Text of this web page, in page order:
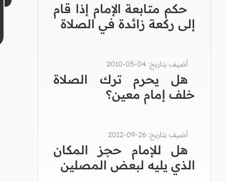
حكم متابعة الإمام إذا قام
إلى ركعة زائدة في الصلاة
أضيف بتاريخ: 04-05-2010
هل يحرم ترك الصلاة
خلف إمام معين؟
أضيف بتاريخ: 26-09-2012
هل للإمام حجز المكان
الذي يليه لبعض المصلين